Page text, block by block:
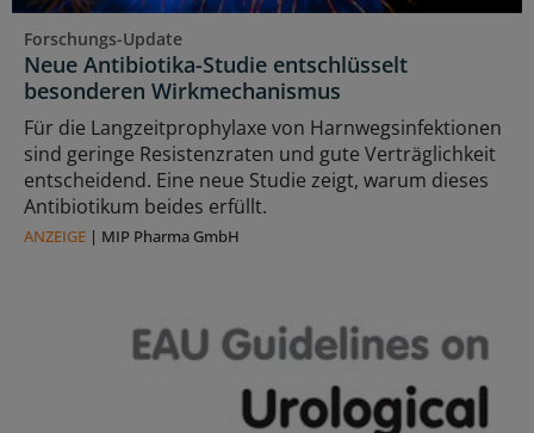
Forschungs-Update
Neue Antibiotika-Studie entschlüsselt
besonderen Wirkmechanismus
Für die Langzeitprophylaxe von Harnwegsinfektionen
sind geringe Resistenzraten und gute Verträglichkeit
entscheidend. Eine neue Studie zeigt, warum dieses
Antibiotikum beides erfüllt.
ANZEIGE | MIP Pharma GmbH